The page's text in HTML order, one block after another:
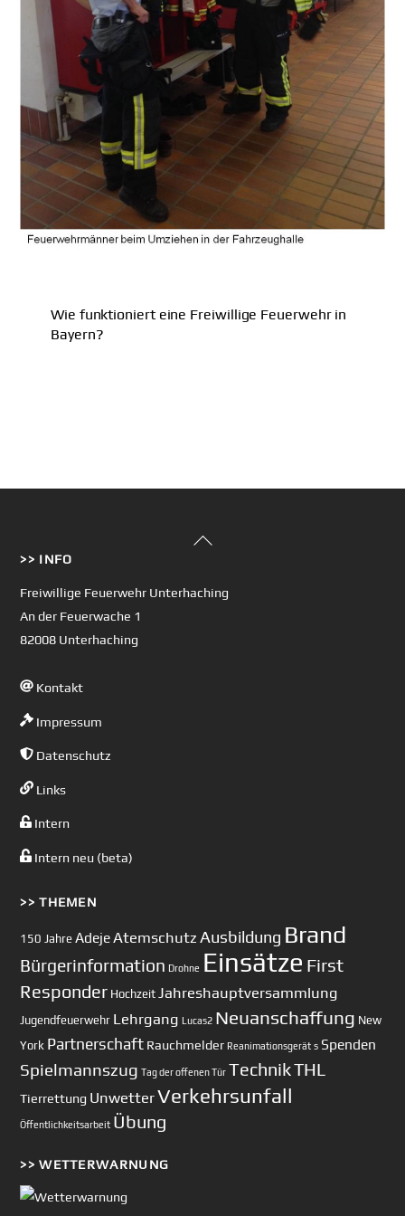
Wie funktioniert eine Freiwillige Feuerwehr in
Bayern?
Back
>> INFO
Freiwillige Feuerwehr Unterhaching
An der Feuerwache 1
82008 Unterhaching
Kontakt
Impressum
Datenschutz
Links
Intern
Intern neu (beta)
>> THEMEN
150 Jahre AdejeAtemschutz Ausbildung Brand
Bürgerinformation Drohne Einsätze First
Responder Hochzeit Jahreshauptversammlung
Jugendfeuerwehr Lehrgang Lucas2 Neuanschaffung New
York Partnerschaft Rauchmelder Reanimationsgerät s Spenden
Spielmannszug Tag der offenen Tür TechnikTHL
Tierrettung UnwetterVerkehrsunfall
Öffentlichkeitsarbeit Übung
>> WETTERWARNUNG